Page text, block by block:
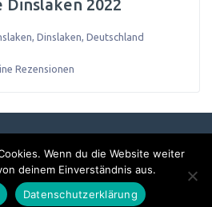
Dinslaken 2022
Dinslaken Deutschland
Rezensionen
Wenn du die Website weiter
deinem Einverständnis aus.
Datenschutzerklärung